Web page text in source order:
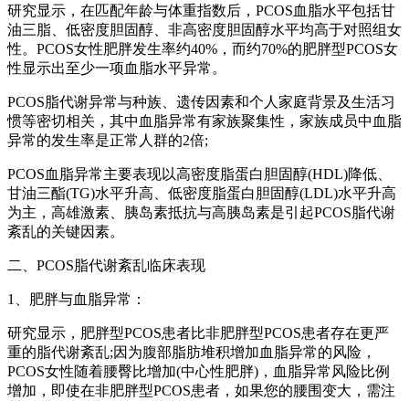
研究显示，在匹配年龄与体重指数后，PCOS血脂水平包括甘
油三脂、低密度胆固醇、非高密度胆固醇水平均高于对照组女
性。PCOS女性肥胖发生率约40%，而约70%的肥胖型PCOS女
性显示出至少一项血脂水平异常。
PCOS脂代谢异常与种族、遗传因素和个人家庭背景及生活习
惯等密切相关，其中血脂异常有家族聚集性，家族成员中血脂
异常的发生率是正常人群的2倍;
PCOS血脂异常主要表现以高密度脂蛋白胆固醇(HDL)降低、
甘油三酯(TG)水平升高、低密度脂蛋白胆固醇(LDL)水平升高
为主，高雄激素、胰岛素抵抗与高胰岛素是引起PCOS脂代谢
紊乱的关键因素。
二、PCOS脂代谢紊乱临床表现
1、肥胖与血脂异常：
研究显示，肥胖型PCOS患者比非肥胖型PCOS患者存在更严
重的脂代谢紊乱;因为腹部脂肪堆积增加血脂异常的风险，
PCOS女性随着腰臀比增加(中心性肥胖)，血脂异常风险比例
增加，即使在非肥胖型PCOS患者，如果您的腰围变大，需注